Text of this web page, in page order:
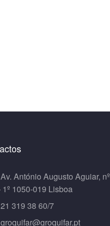
Av. António Augusto Aguiar, nº
1º 1050-019 Lisboa
21 319 38 60/7
groquifar@groquifar.pt